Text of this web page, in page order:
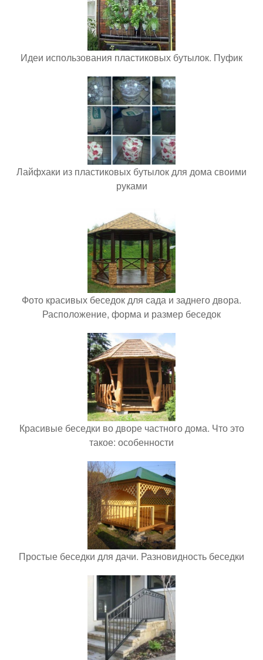
Идеи использования пластиковых бутылок. Пуфик
Лайфхаки из пластиковых бутылок для дома своими
руками
Фото красивых беседок для сада и заднего двора.
Расположение, форма и размер беседок
Красивые беседки во дворе частного дома. Что это
такое: особенности
Простые беседки для дачи. Разновидность беседки